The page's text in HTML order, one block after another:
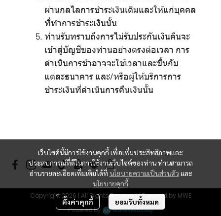
ผ่านกลไลการชำระเงินเดิมและให้แก่บุคคล
ที่ทำการชำระเงินนั้น
ท่านรับทราบถึงการไม่รับประกันเงินคืนจะ
เข้าสู่บัญชีของท่านอย่างตรงต่อเวลา การ
ดำเนินการชำอาจจะใช้เวลาและขึ้นกับ
แต่ละธนาคาร และ/หรือผู้ให้บริการการ
ชำระเงินที่ดำเนินการคืนเงินนั้น
เว็บไซต์นี้มีการใช้งานคุกกี้ เพื่อเพิ่มประสิทธิภาพและ
ประสบการณ์ที่ดีในการใช้งานเว็บไซต์ของท่าน ท่านสามารถ
อ่านรายละเอียดเพิ่มเติมได้ที่ นโยบายความเป็นส่วนตัว และ
นโยบายคุกกี้
ตั้งค่าคุกกี้ ยอมรับทั้งหมด
Copyright 2026 | All Rights Reserved | Powered by MWE
Powered By MakeWebEasy